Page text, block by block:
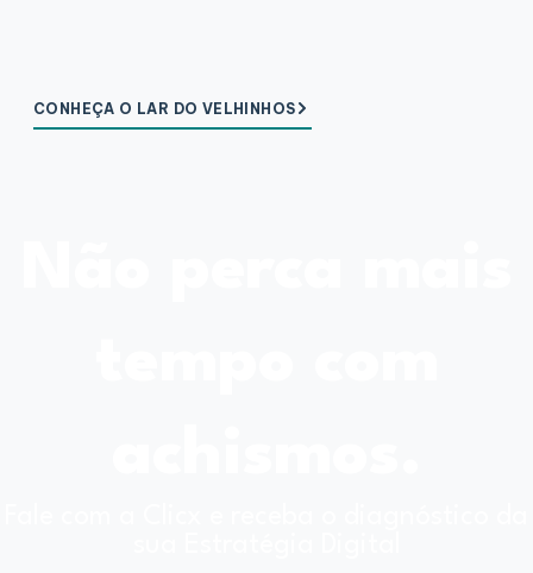
CONHEÇA O LAR DO VELHINHOS